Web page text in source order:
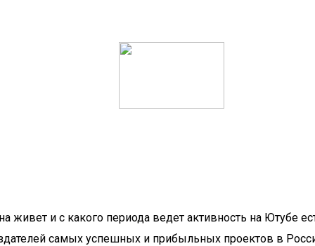
живет и с какого периода ведет активность на Ютубе
самых успешных и прибыльных проектов в